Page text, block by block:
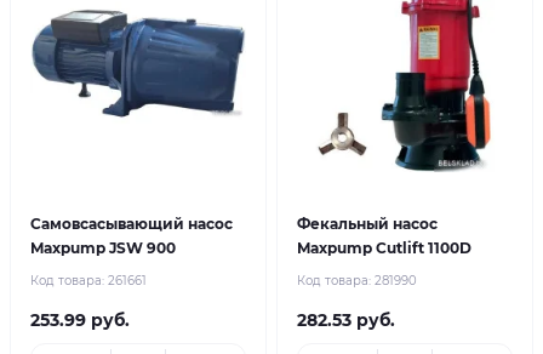
Самовсасывающий насос
Maxpump JSW 900
Код товара: 261661
253.99 руб.
Фекальный насос
Maxpump Cutlift 1100D
Код товара: 281990
282.53 руб.